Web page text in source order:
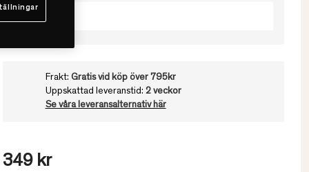
Frakt: Gratis vid köp över 795kr
Uppskattad leveranstid: 2 veckor
Se våra leveransalternativ här
349 kr